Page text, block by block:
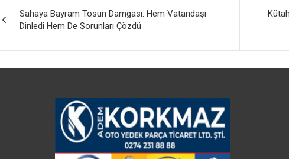
gezinmesi
Sahaya Bayram Tosun Damgası: Hem Vatandaşı
Dinledi Hem De Sorunları Çözdü